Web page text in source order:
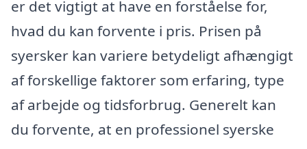
er det vigtigt at have en forståelse for,
hvad du kan forvente i pris. Prisen på
syersker kan variere betydeligt afhængigt
af forskellige faktorer som erfaring, type
af arbejde og tidsforbrug. Generelt kan
du forvente, at en professionel syerske